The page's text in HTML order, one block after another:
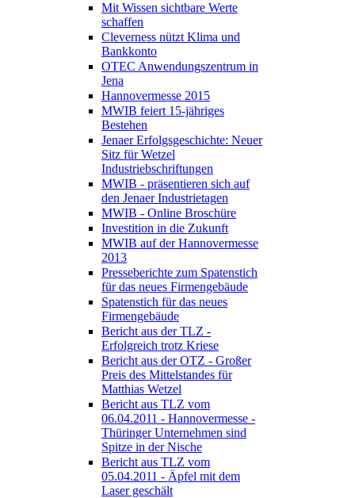
Mit Wissen sichtbare Werte
schaffen
Cleverness nützt Klima und
Bankkonto
OTEC Anwendungszentrum in
Jena
Hannovermesse 2015
MWIB feiert 15-jähriges
Bestehen
Jenaer Erfolgsgeschichte: Neuer
Sitz für Wetzel
Industriebschriftungen
MWIB - präsentieren sich auf
den Jenaer Industrietagen
MWIB - Online Broschüre
Investition in die Zukunft
MWIB auf der Hannovermesse
2013
Presseberichte zum Spatenstich
für das neues Firmengebäude
Spatenstich für das neues
Firmengebäude
Bericht aus der TLZ -
Erfolgreich trotz Kriese
Bericht aus der OTZ - Großer
Preis des Mittelstandes für
Matthias Wetzel
Bericht aus TLZ vom
06.04.2011 - Hannovermesse -
Thüringer Unternehmen sind
Spitze in der Nische
Bericht aus TLZ vom
05.04.2011 - Äpfel mit dem
Laser geschält